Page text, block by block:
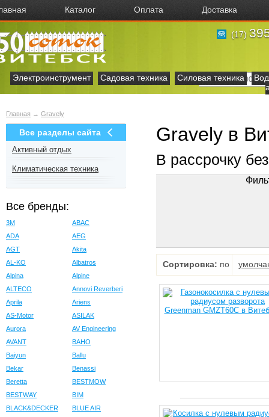
Каталог Оплата Доставка
(17)
Электроинструмент Садовая техника Силовая техника
Главная → Gravely
Все разделы сайта
Активный отдых
Климатическая техника
Все бренды:
3M
ABAC
ADA
AEG
AGT
Akita
AL-KO
Albatros
Alpina
Alpine
ALTECO
Annovi Reverberi
Aprila
Ariens
AS-Motor
ASILAK
Aurora
AV Engineering
AVANT
BAHO
Baiyun
Ballu
Bekar
Benassi
Beretta
BESTMOW
BESTWAY
BIM
BLACK&DECKER
BLUE AIR
Gravely в
В рассрочку
Сортировка: по